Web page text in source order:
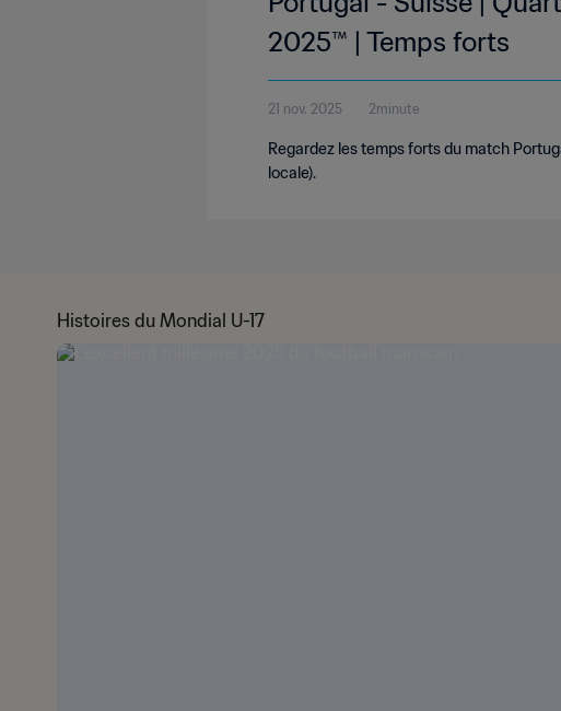
2025™ | Temps forts
21 nov. 2025 2minute
Regardez les temps forts du match
locale).
Histoires du Mondial U-17